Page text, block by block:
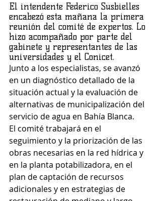
El intendente Federico Susbielles
encabezó esta mañana la primera
reunión del comité de expertos. Lo
hizo acompañado por parte del
gabinete y representantes de las
universidades y el Conicet.
Junto a los especialistas, se avanzó
en un diagnóstico detallado de la
situación actual y la evaluación de
alternativas de municipalización del
servicio de agua en Bahía Blanca.
El comitétrabajará en el
seguimiento y la priorización de las
obras necesarias en la red hídrica y
en la planta potabilizadora, en el
plan de captación de recursos
adicionales y en estrategias de